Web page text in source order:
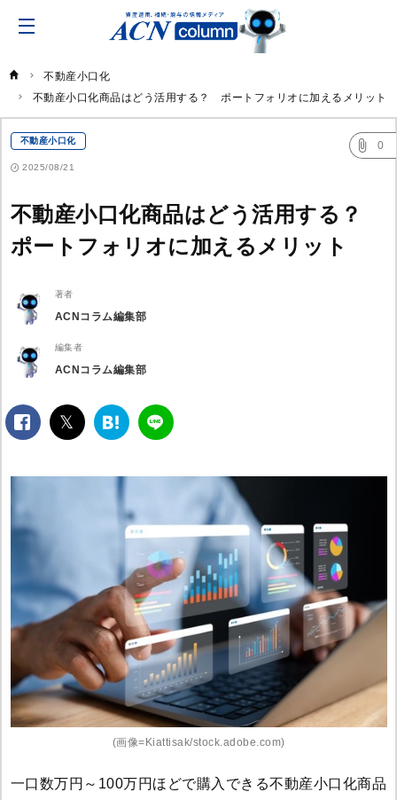
不動産小口化
不動産小口化商品はどう活用する？　ポートフォリオに加えるメリット
不動産小口化 0
2025/08/21
不動産小口化商品はどう活用する？
ポートフォリオに加えるメリット
著者
ACNコラム編集部
編集者
ACNコラム編集部
facebook
twitterは
ブ
ッ
ク
マ
ク
LINE
(画像=Kiattisak/stock.adobe.com)
一口数万円～100万円ほどで購入できる不動産小口化商品